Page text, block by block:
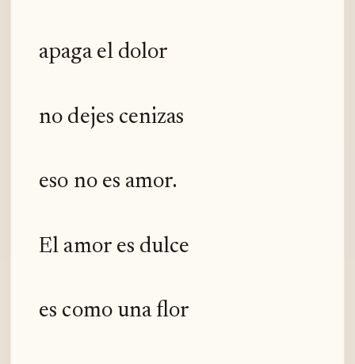
apaga el dolor
no dejes cenizas
eso no es amor.
El amor es dulce
es como una flor